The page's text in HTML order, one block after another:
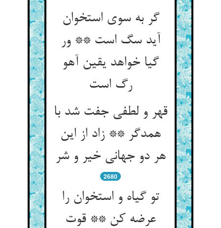
گر به سوی استخوان
آید سگ است ** ور
گیا خواهد یقین آهو
رگ است‏
قهر و لطفی جفت شد با
همدگر ** زاد از این
هر دو جهانی خیر و شر
2680
تو گیاه و استخوان را
عرضه کن ** قوت